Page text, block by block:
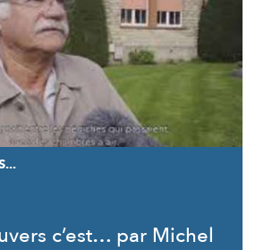
c’est… par Michel